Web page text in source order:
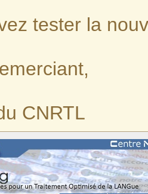
tester la
CNRTL